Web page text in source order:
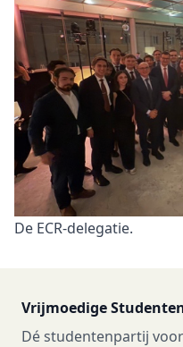
De ECR-delegatie.
Vrijmoedige
Dé studentenpartij